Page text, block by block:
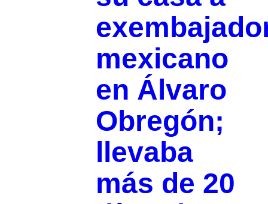
mexicano
en Álvaro
Obregón;
llevaba
más de 20